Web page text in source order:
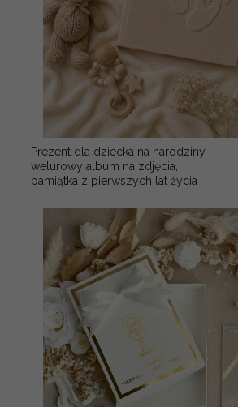
Prezent dla dziecka na narodziny
welurowy album na zdjęcia,
pamiątka z pierwszych lat życia